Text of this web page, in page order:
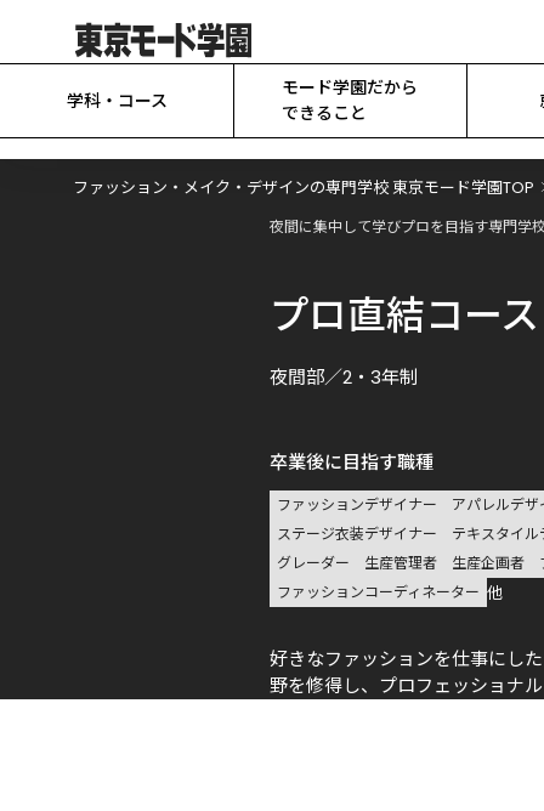
学科・コース
モード学園だから
できること
ファッション・メイク・デザインの専門学校 東京モード学園TOP
夜間に集中して学びプロを目指す専門学
プロ直結コース
夜間部／2・3年制
卒業後に目指す職種
ファッションデザイナー
アパレルデザ
ステージ衣装デザイナー
テキスタイ
グレーダー
生産管理者 生産企画者
ファッションコーディネーター 他
好きなファッションを仕事にし
野を修得し、プロフェッショナ